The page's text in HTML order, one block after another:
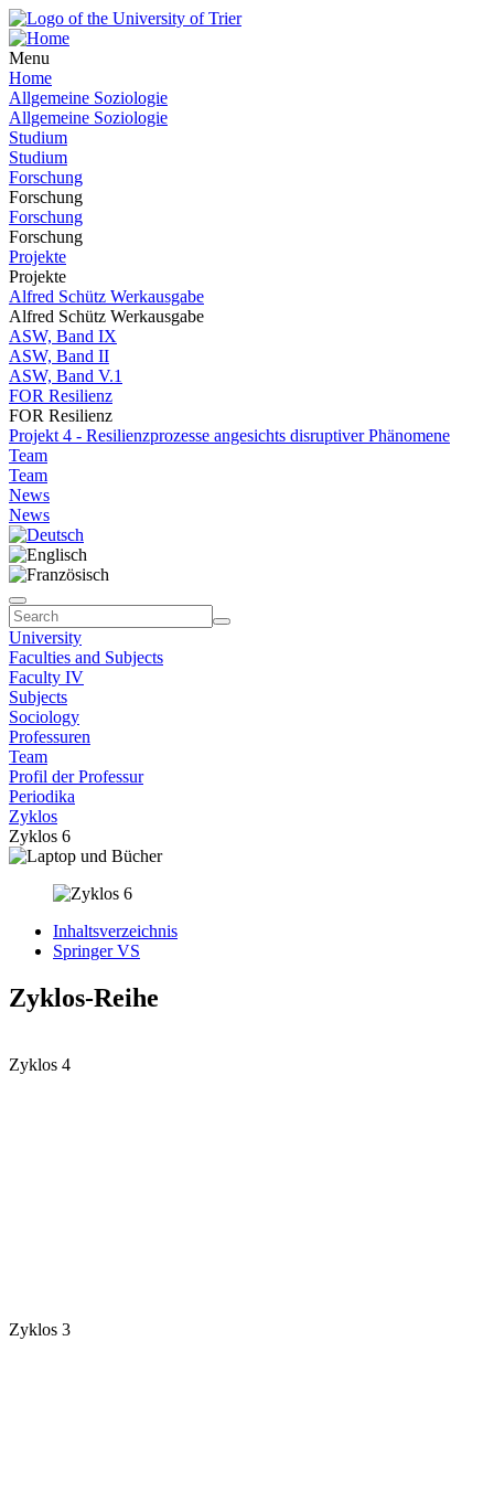
Menu
Home
Allgemeine Soziologie
Allgemeine Soziologie
Studium
Studium
Forschung
Forschung
Forschung
Forschung
Projekte
Projekte
Alfred Schütz Werkausgabe
Alfred Schütz Werkausgabe
ASW, Band IX
ASW, Band II
ASW, Band V.1
FOR Resilienz
FOR Resilienz
Projekt 4 - Resilienzprozesse angesichts disruptiver Phänomene
Team
Team
News
News
University
Faculties and Subjects
Faculty IV
Subjects
Sociology
Professuren
Team
Profil der Professur
Periodika
Zyklos
Zyklos 6
Inhaltsverzeichnis
Springer VS
Zyklos-Reihe
Zyklos 4
Zyklos 3